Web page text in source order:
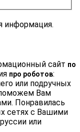
информация.
сайт по
про роботов:
или подручных
Вам
Понравилась
сетях с Вашими
или